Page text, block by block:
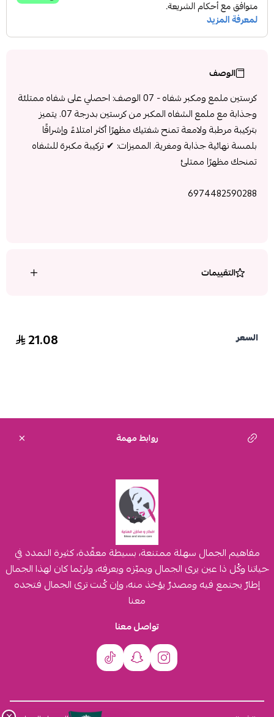
الوصف
كرستين ملمع ومكبر شفاه - 07 الوصف: احصلي على شفاه ممتلئة
وجذابة مع ملمع الشفاه المكبر من كرستين بدرجة 07. يتميز
بتركيبة مرطبة ولامعة تمنح شفتيك مظهرًا أكثر امتلاءً وإشراقًا
بلمسة نهائية جذابة ومغرية. المميزات: ✔ تركيبة مكبرة للشفاه
تمنحك مظهرًا ممتلئ
6974482590288
التقييمات
السعر 21.08
روابط مهمة
مفاهيم الجمال سهلة ممتنعة، بسيطة معقّدة، كثيرة التمدد في
حياتنا وكُل ذا عين يرى الجمال ويميّزه ويعرفه، ولربّما كان لهذا الجمال
إطارٌ يجتمع فيه ومصدرٌ يؤخذ منه، وإن كُنت ترى الجمال فتجده
معنا
تواصل معنا